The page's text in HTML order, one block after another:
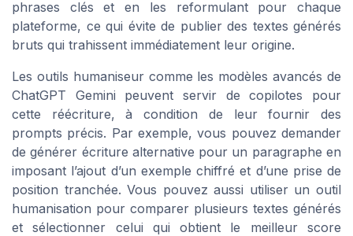
phrases clés et en les reformulant pour chaque
plateforme, ce qui évite de publier des textes générés
bruts qui trahissent immédiatement leur origine.
Les outils humaniseur comme les modèles avancés de
ChatGPT Gemini peuvent servir de copilotes pour
cette réécriture, à condition de leur fournir des
prompts précis. Par exemple, vous pouvez demander
de générer écriture alternative pour un paragraphe en
imposant l’ajout d’un exemple chiffré et d’une prise de
position tranchée. Vous pouvez aussi utiliser un outil
humanisation pour comparer plusieurs textes générés
et sélectionner celui qui obtient le meilleur score